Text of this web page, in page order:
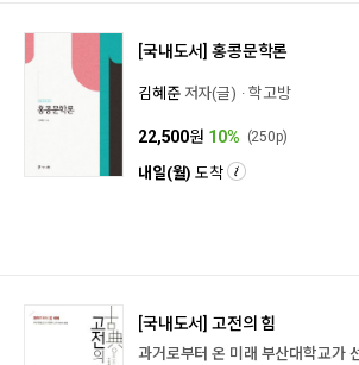
[국내도서] 홍콩문학론
김혜준 저자(글) 학고방
22,500원 10% (250p)
내일(월)도착
[국내도서] 고전의 힘
과거로부터 온 미래 부산대학교가